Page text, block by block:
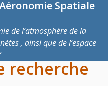
Spatiale
de l’atmosphère de la
, ainsi que de l’espace
recherche